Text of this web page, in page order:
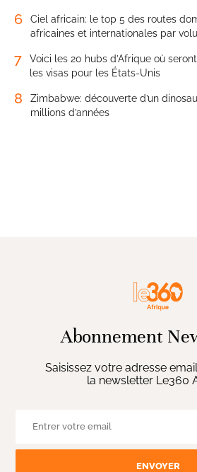
6
Ciel africain: le top 5 des routes
africaines et internationales par
7
Voici les 20 hubs d’Afrique où
les visas pour les États-Unis
8
Zimbabwe: découverte d’un
millions d’années
Abonnement
Saisissez votre adresse
la newsletter Le360
ENVOYER